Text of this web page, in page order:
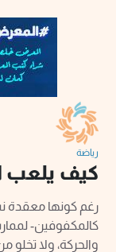
رياضة
كيف يلعب
رغم كونها معقدة
كالمكفوفين-
والحركة، ولا تخلو